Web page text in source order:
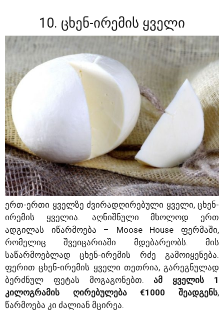
10. ცხენ-ირემის ყველი
ერთ-ერთი ყველზე ძვირადღირებული ყველი, ცხენ-
ირემის ყველია. აღნიშნული მხოლოდ ერთ
ადგილას იწარმოება – Moose House ფერმაში,
რომელიც შვეიცარიაში მდებარეობს. მის
საწარმოებლად ცხენ-ირემის რძე გამოიყენება.
ფერით ცხენ-ირემის ყველი თეთრია, გარეგნულად
ბერძნულ ფეტას მოგაგონებთ.ამ ყველის 1
კილოგრამის ღირებულება €1000 შეადგენს,
წარმოება კი ძალიან მცირეა.